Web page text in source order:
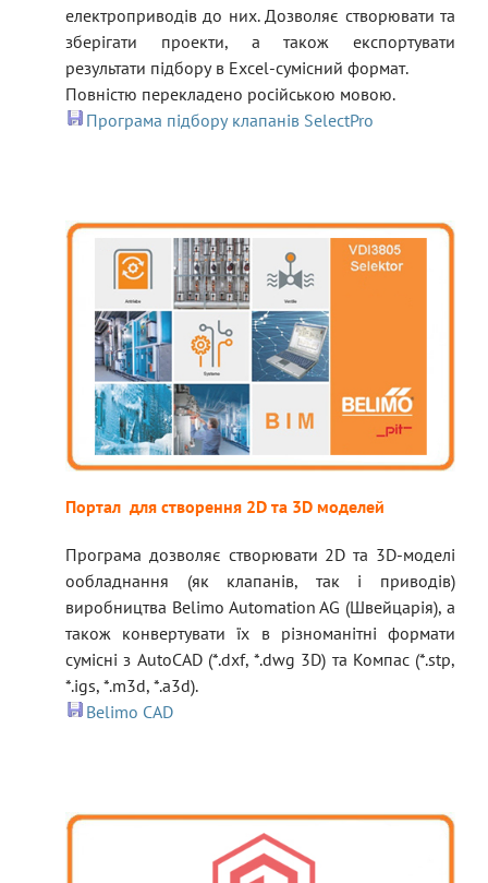
електроприводів до них. Дозволяє створювати та
зберігати проекти, а також експортувати
результати підбору в Excel-сумісний формат.
Повністю перекладено російською мовою.
Програма підбору клапанів SelectPro
Портал для створення 2D та 3D моделей
Програма дозволяє створювати 2D та 3D-моделі
ообладнання (як клапанів, так і приводів)
виробництва Belimo Automation AG (Швейцарія), а
також конвертувати їх в різноманітні формати
сумісні з AutoCAD (*.dxf, *.dwg 3D) та Компас (*.stp,
*.igs, *.m3d, *.a3d).
Belimo CAD